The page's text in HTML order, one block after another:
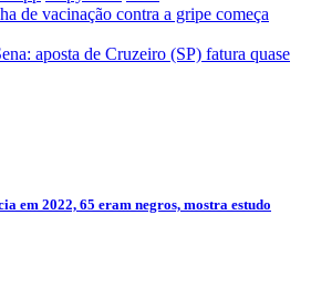
de vacinação contra a gripe começa
aposta de Cruzeiro (SP) fatura quase
em 2022, 65 eram negros, mostra estudo